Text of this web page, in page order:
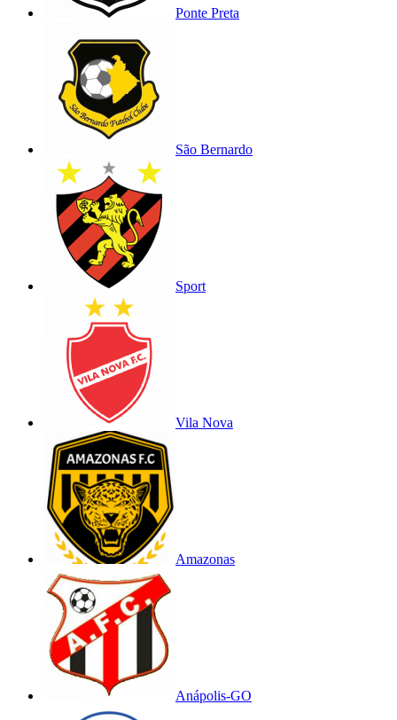
Ponte Preta
São Bernardo
Sport
Vila Nova
Amazonas
Anápolis-GO